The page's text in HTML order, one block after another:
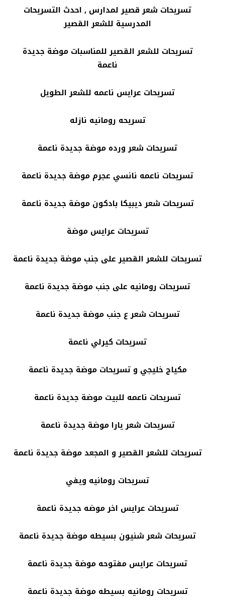
تسريحات شعر قصير لمدارس , احدث التسريحات
المدرسية للشعر القصير
تسريحات للشعر القصير للمناسبات موضة جديدة
ناعمة
تسريحات عرايس ناعمه للشعر الطويل
تسريحه رومانيه نازله
تسريحات شعر ورده موضة جديدة ناعمة
تسريحات ناعمه نانسي عجرم موضة جديدة ناعمة
تسريحات شعر ديبيكا بادكون موضة جديدة ناعمة
تسريحات عرايس موضة
تسريحات للشعر القصير على جنب موضة جديدة ناعمة
تسريحات رومانيه على جنب موضة جديدة ناعمة
تسريحات شعر ع جنب موضة جديدة ناعمة
تسريحات كيرلي ناعمة
مكياج خليجي و تسريحات موضة جديدة ناعمة
تسريحات ناعمه للبيت موضة جديدة ناعمة
تسريحات شعر يارا موضة جديدة ناعمة
تسريحات للشعر القصير و المجعد موضة جديدة ناعمة
تسريحات رومانيه ويفي
تسريحات عرايس اخر موضه جديدة ناعمة
تسريحات شعر شنيون بسيطه موضة جديدة ناعمة
تسريحات عرايس مفتوحه موضة جديدة ناعمة
تسريحات رومانيه بسيطه موضة جديدة ناعمة